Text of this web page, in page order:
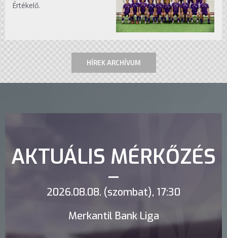
Értékelő.
HÍREK ARCHÍVUM
AKTUÁLIS MÉRKŐZÉS
2026.08.08. (szombat), 17:30
Merkantil Bank Liga